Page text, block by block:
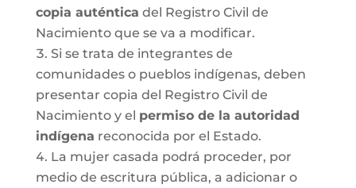
copia auténtica del Registro Civil de
Nacimiento que se va a modificar.
Si se trata de integrantes de
comunidades o pueblos indígenas, deben
presentar copia del Registro Civil de
Nacimiento y el permiso de la autoridad
indígena reconocida por el Estado.
La mujer casada podrá proceder, por
medio de escritura pública, a adicionar o